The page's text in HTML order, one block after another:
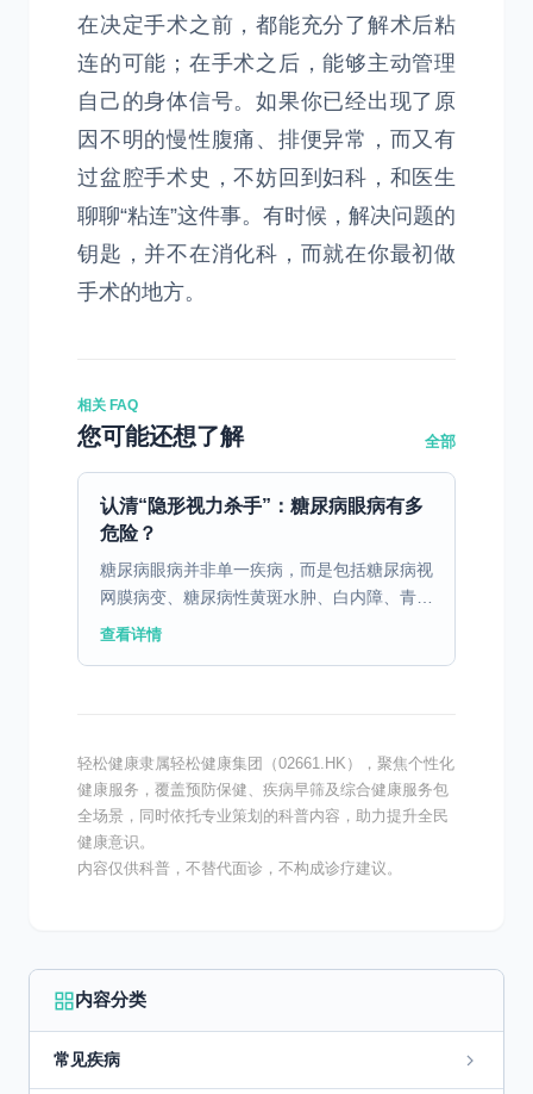
在决定手术之前，都能充分了解术后粘
连的可能；在手术之后，能够主动管理
自己的身体信号。如果你已经出现了原
因不明的慢性腹痛、排便异常，而又有
过盆腔手术史，不妨回到妇科，和医生
聊聊“粘连”这件事。有时候，解决问题的
钥匙，并不在消化科，而就在你最初做
手术的地方。
相关 FAQ
您可能还想了解 全部
认清“隐形视力杀手”：糖尿病眼病有多
危险？
糖尿病眼病并非单一疾病，而是包括糖尿病视
网膜病变、糖尿病性黄斑水肿、白内障、青光
眼、玻璃体出血等多种眼部并发症的统称，其
查看详情
轻松健康隶属轻松健康集团（02661.HK），聚焦个性化
健康服务，覆盖预防保健、疾病早筛及综合健康服务包
全场景，同时依托专业策划的科普内容，助力提升全民
健康意识。
内容仅供科普，不替代面诊，不构成诊疗建议。
内容分类
常见疾病